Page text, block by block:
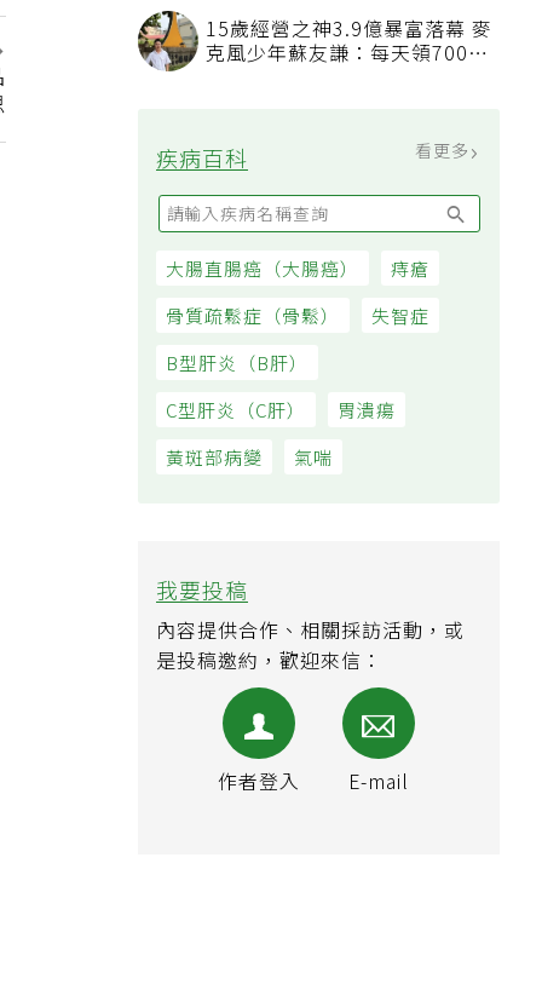
15歲經營之神3.9億暴富落幕 麥
克風少年蘇友謙：每天領700元
疾病百科
大腸直腸癌（大腸癌）
痔瘡
骨質疏鬆症（骨鬆）
失智症
B型肝炎（B肝）
C型肝炎（C肝）
黃斑部病變
我要投稿
內容提供合作、相關採訪活動，或
是投稿邀約，歡迎來信：